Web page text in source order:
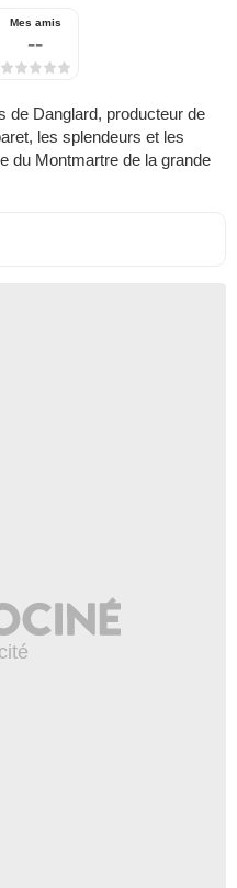
Mes amis
--
de Danglard, producteur de
les splendeurs et les
du Montmartre de la grande